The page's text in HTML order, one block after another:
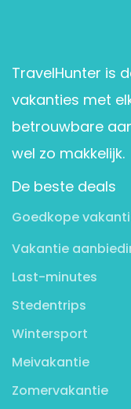
TravelHunter is
vakanties met
betrouwbare
wel zo makkelijk.
De beste deals
Goedkope
Vakantie
Last-minutes
Stedentrips
Wintersport
Meivakantie
Zomervakantie